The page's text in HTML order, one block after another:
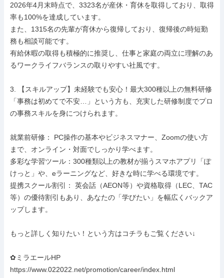
2026年4月末時点で、3323名が産休・育休を取得しており、取得
率も100%を達成しています。
また、1315名の先輩が育休から復帰しており、復帰後の時短勤
務も相談可能です。
有給休暇の取得も積極的に推奨し、仕事と家庭の両立に理解のあ
るワークライフバランスの取りやすい社風です。
3. 【スキルアップ】未経験でも安心！最大300種以上の無料研修
「事務は初めてで不安…」という方も、充実した研修制度でプロ
の事務スキルを身につけられます。
就業前研修： PC操作の基本やビジネスマナー、Zoomの使い方
まで、オンライン・対面でしっかり学べます。
多彩な学習ツール：300種類以上の教材が揃うスマホアプリ「ぽ
けっと」や、eラーニングなど、好きな時に学べる環境です。
提携スクール割引： 英会話（AEON等）や資格取得（LEC、TAC
等）の優待割引もあり、あなたの「学びたい」を幅広くバックア
ップします。
もっと詳しく知りたい！という方はコチラもご覧ください↓
✿ミラエールHP
https://www.022022.net/promotion/career/index.html